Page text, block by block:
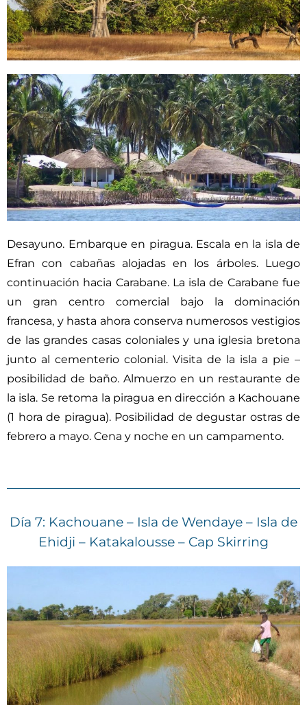
Desayuno. Embarque en piragua. Escala en la isla de
Efran con cabañas alojadas en los árboles. Luego
continuación hacia Carabane. La isla de Carabane fue
un gran centro comercial bajo la dominación
francesa, y hasta ahora conserva numerosos vestigios
de las grandes casas coloniales y una iglesia bretona
junto al cementerio colonial. Visita de la isla a pie –
posibilidad de baño. Almuerzo en un restaurante de
la isla. Se retoma la piragua en dirección a Kachouane
(1 hora de piragua). Posibilidad de degustar ostras de
febrero a mayo. Cena y noche en un campamento.
Día 7: Kachouane – Isla de Wendaye – Isla de
Ehidji – Katakalousse – Cap Skirring